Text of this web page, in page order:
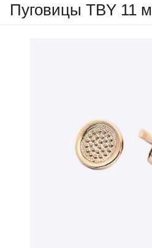
Пуговицы TBY 11